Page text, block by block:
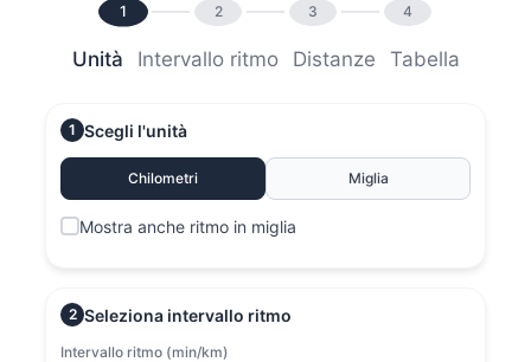
1 2 3 4
Unità Intervallo ritmo Distanze Tabella
1 Scegli l'unità
Chilometri Miglia
Mostra anche ritmo in miglia
2 Seleziona intervallo ritmo
Intervallo ritmo (min/km)